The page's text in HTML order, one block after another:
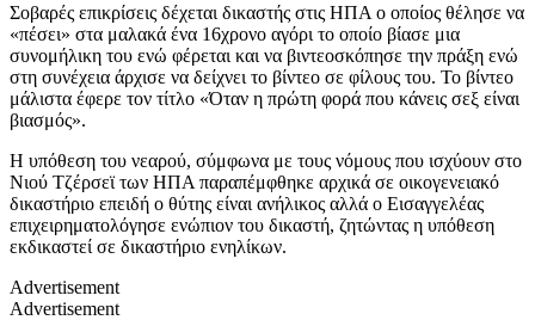
Σοβαρές επικρίσεις δέχεται δικαστής στις ΗΠΑ ο οποίος θέλησε να
«πέσει» στα μαλακά ένα 16χρονο αγόρι το οποίο βίασε μια
συνομήλικη του ενώ φέρεται και να βιντεοσκόπησε την πράξη ενώ
στη συνέχεια άρχισε να δείχνει το βίντεο σε φίλους του. Το βίντεο
μάλιστα έφερε τον τίτλο «Όταν η πρώτη φορά που κάνεις σεξ είναι
βιασμός».
Η υπόθεση του νεαρού, σύμφωνα με τους νόμους που ισχύουν στο
Νιού Τζέρσεϊ των ΗΠΑ παραπέμφθηκε αρχικά σε οικογενειακό
δικαστήριο επειδή ο θύτης είναι ανήλικος αλλά ο Εισαγγελέας
επιχειρηματολόγησε ενώπιον του δικαστή, ζητώντας η υπόθεση
εκδικαστεί σε δικαστήριο ενηλίκων.
Advertisement
Advertisement